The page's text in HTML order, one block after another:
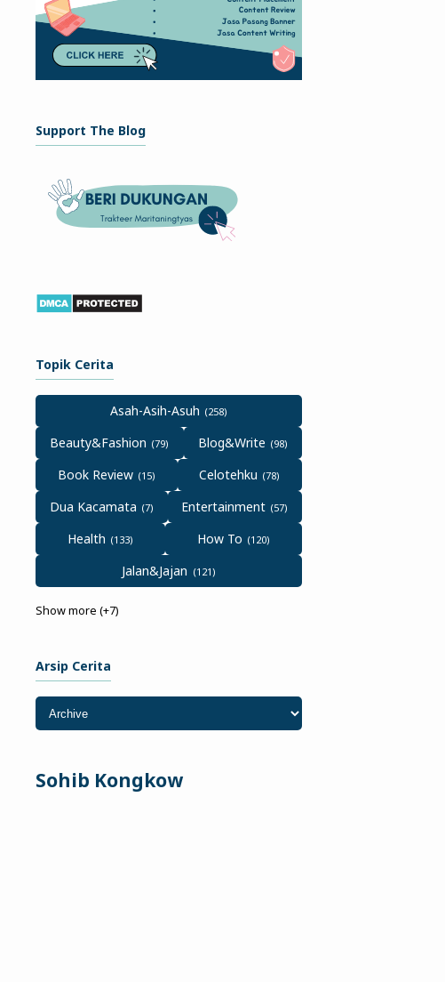
Support The Blog
Topik Cerita
Asah-Asih-Asuh
Beauty&Fashion
Blog&Write
Book Review
Celotehku
Dua Kacamata
Entertainment
Health
How To
Jalan&Jajan
Show more (+7)
Arsip Cerita
Sohib Kongkow